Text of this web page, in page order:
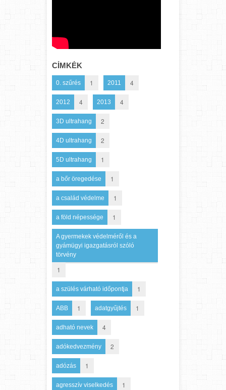
CÍMKÉK
0. szűrés 1 2011 4
2012 4 2013 4
3D ultrahang 2
4D ultrahang 2
5D ultrahang 1
a bőr öregedése 1
a család védelme 1
a föld népessége 1
A gyermekek védelméről és a
gyámügyi igazgatásról szóló
törvény
1
a szülés várható időpontja 1
ABB 1 adatgyűjtés 1
adható nevek 4
adókedvezmény 2
adózás 1
agresszív viselkedés 1